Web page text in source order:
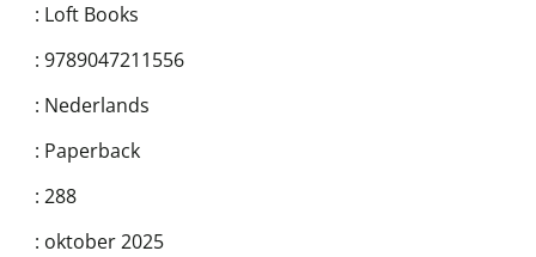
: Loft Books
: 9789047211556
: Nederlands
: Paperback
: 288
: oktober 2025